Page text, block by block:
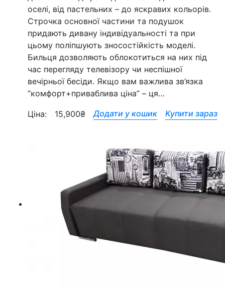
оселі, від пастельних – до яскравих кольорів.
Строчка основної частини та подушок
придають дивану індивідуальності та при
цьому поліпшують зносостійкість моделі.
Бильця дозволяють облокотиться на них під
час перегляду телевізору чи неспішної
вечірньої бесіди. Якщо вам важлива зв’язка
“комфорт+приваблива ціна” – ця…
Ціна: 15,900₴ Додати у кошик Купити зараз